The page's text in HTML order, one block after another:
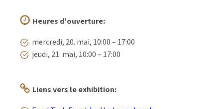
Heures d'ouverture:
mercredi, 20. mai, 10:00 – 17:00
jeudi, 21. mai, 10:00 – 17:00
Liens vers le exhibition: